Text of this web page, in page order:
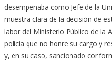
desempeñaba como Jefe de la
muestra clara de la decisión de
labor del Ministerio Público de la
policía que no honre su cargo y
y, en su caso, sancionado